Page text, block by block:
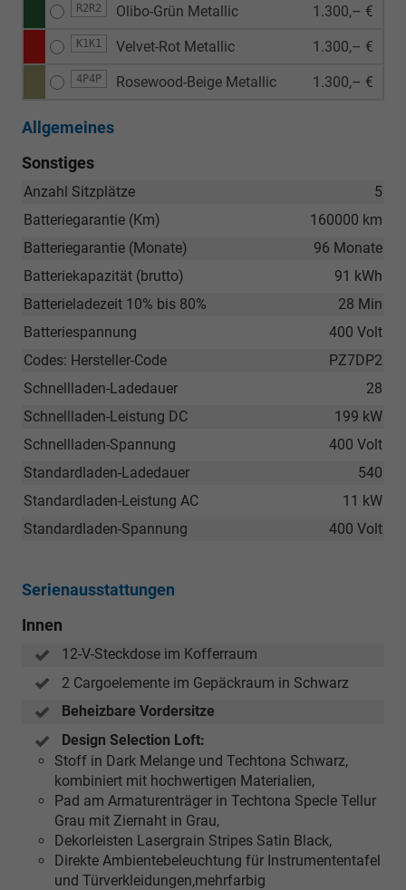
R2R2 Olibo-Grün Metallic 1.300,– €
K1K1 Velvet-Rot Metallic 1.300,– €
4P4P Rosewood-Beige Metallic 1.300,– €
Allgemeines
Sonstiges
5
Anzahl Sitzplätze
160000 km
Batteriegarantie (Km)
96 Monate
Batteriegarantie (Monate)
91 kWh
Batteriekapazität (brutto)
28 Min
Batterieladezeit 10% bis 80%
400 Volt
Batteriespannung
PZ7DP2
Codes: Hersteller-Code
28
Schnellladen-Ladedauer
199 kW
Schnellladen-Leistung DC
400 Volt
Schnellladen-Spannung
540
Standardladen-Ladedauer
11 kW
Standardladen-Leistung AC
400 Volt
Standardladen-Spannung
Serienausstattungen
Innen
12-V-Steckdose im Kofferraum
2 Cargoelemente im Gepäckraum in Schwarz
Beheizbare Vordersitze
Design Selection Loft:
Stoff in Dark Melange und Techtona Schwarz,
kombiniert mit hochwertigen Materialien,
Pad am Armaturenträger in Techtona Specle Tellur
Grau mit Ziernaht in Grau,
Dekorleisten Lasergrain Stripes Satin Black,
Direkte Ambientebeleuchtung für Instrumententafel
und Türverkleidungen,mehrfarbig